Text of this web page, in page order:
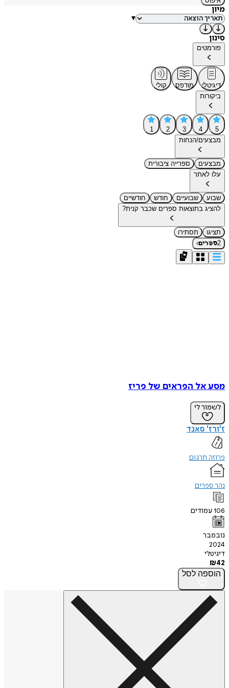
מיון
▾
סינון
פורמטים
דיגיטלי מודפס
קולי
ביקורות
5
4
3
2
1
מבצעים/הנחות
מבצעים
ספרייה ציבורית
עלו לאתר
שבוע שבועיים חודש
חודשיים
להציג בתוצאות ספרים שכבר קנית?
תציגו
תסתירו
2ספרים›
מסע אל הפראים של פריז
לשמור לי
ז'ורז' סאנד
פרוזה תרגום
נהר ספרים
106עמודים
נובמבר
2024
דיגיטלי
₪42
הוספה לסל